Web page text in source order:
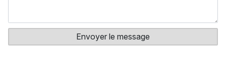
Envoyer le message